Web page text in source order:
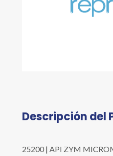
Descripción del
25200 | API ZYM